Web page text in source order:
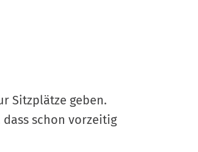
Sitzplätze geben.
schon vorzeitig